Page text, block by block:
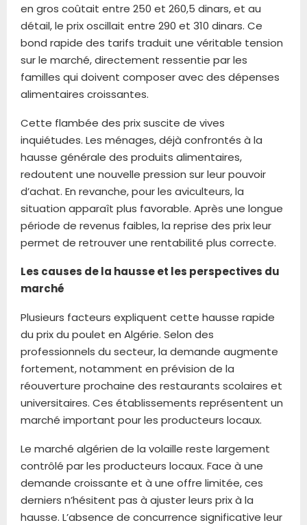
en gros coûtait entre 250 et 260,5 dinars, et au
détail, le prix oscillait entre 290 et 310 dinars. Ce
bond rapide des tarifs traduit une véritable tension
sur le marché, directement ressentie par les
familles qui doivent composer avec des dépenses
alimentaires croissantes.
Cette flambée des prix suscite de vives
inquiétudes. Les ménages, déjà confrontés à la
hausse générale des produits alimentaires,
redoutent une nouvelle pression sur leur pouvoir
d’achat. En revanche, pour les aviculteurs, la
situation apparaît plus favorable. Après une longue
période de revenus faibles, la reprise des prix leur
permet de retrouver une rentabilité plus correcte.
Les causes de la hausse et les perspectives du
marché
Plusieurs facteurs expliquent cette hausse rapide
du prix du poulet en Algérie. Selon des
professionnels du secteur, la demande augmente
fortement, notamment en prévision de la
réouverture prochaine des restaurants scolaires et
universitaires. Ces établissements représentent un
marché important pour les producteurs locaux.
Le marché algérien de la volaille reste largement
contrôlé par les producteurs locaux. Face à une
demande croissante et à une offre limitée, ces
derniers n’hésitent pas à ajuster leurs prix à la
hausse. L’absence de concurrence significative leur